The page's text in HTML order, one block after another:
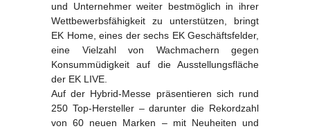
und Unternehmer weiter bestmöglich in ihrer
Wettbewerbsfähigkeit zu unterstützen, bringt
EK Home, eines der sechs EK Geschäftsfelder,
eine Vielzahl von Wachmachern gegen
Konsummüdigkeit auf die Ausstellungsfläche
der EK LIVE.
Auf der Hybrid-Messe präsentieren sich rund
250 Top-Hersteller – darunter die Rekordzahl
von 60 neuen Marken – mit Neuheiten und